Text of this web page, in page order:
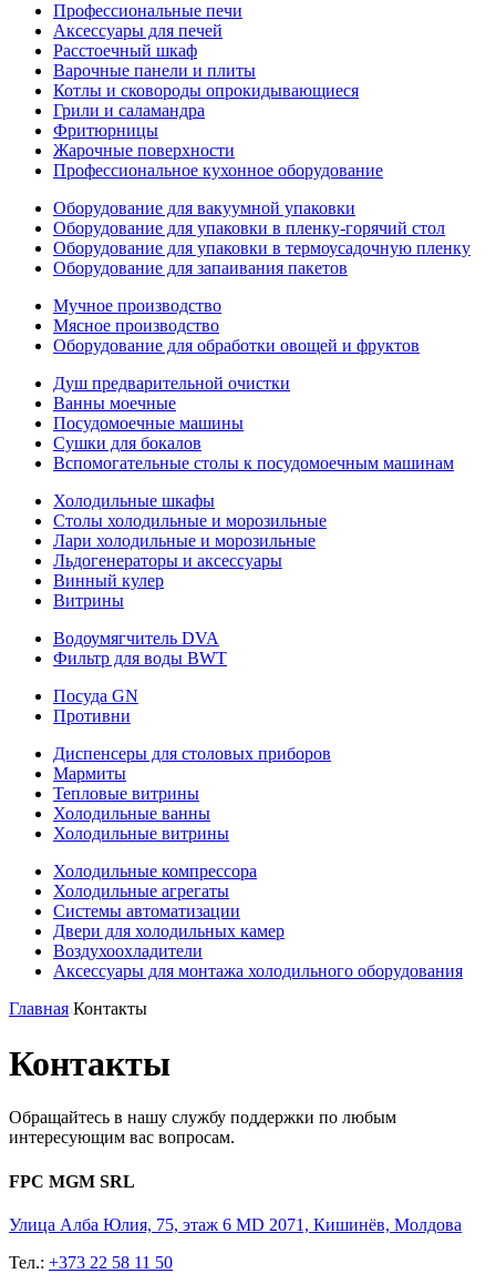
Профессиональные печи
Аксессуары для печей
Расстоечный шкаф
Варочные панели и плиты
Котлы и сковороды опрокидывающиеся
Грили и саламандра
Фритюрницы
Жарочные поверхности
Профессиональное кухонное оборудование
Оборудование для вакуумной упаковки
Оборудование для упаковки в пленку-горячий стол
Оборудование для упаковки в термоусадочную пленку
Оборудование для запаивания пакетов
Мучное производство
Мясное производство
Оборудование для обработки овощей и фруктов
Душ предварительной очистки
Ванны моечные
Посудомоечные машины
Сушки для бокалов
Вспомогательные столы к посудомоечным машинам
Холодильные шкафы
Столы холодильные и морозильные
Лари холодильные и морозильные
Льдогенераторы и аксессуары
Винный кулер
Витрины
Водоумягчитель DVA
Фильтр для воды BWT
Посуда GN
Противни
Диспенсеры для столовых приборов
Мармиты
Тепловые витрины
Холодильные ванны
Холодильные витрины
Холодильные компрессора
Холодильные агрегаты
Системы автоматизации
Двери для холодильных камер
Воздухоохладители
Аксессуары для монтажа холодильного оборудования
Главная Контакты
Контакты
Обращайтесь в нашу службу поддержки по любым
интересующим вас вопросам.
FPC MGM SRL
Улица Алба Юлия, 75, этаж 6 MD 2071, Кишинёв, Молдова
Тел.: +373 22 58 11 50